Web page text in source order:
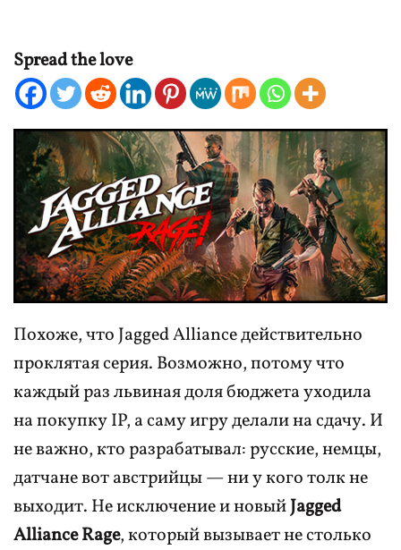
Spread the love
Похоже, что Jagged Alliance действительно
проклятая серия. Возможно, потому что
каждый раз львиная доля бюджета уходила
на покупку IP, а саму игру делали на сдачу. И
не важно, кто разрабатывал: русские, немцы,
датчане вот австрийцы — ни у кого толк не
выходит. Не исключение и новыйJagged
Alliance Rage, который вызывает не столько